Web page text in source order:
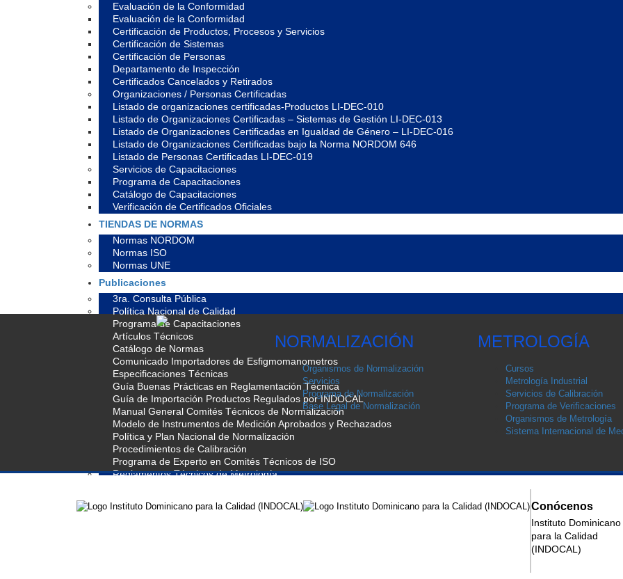
Evaluación de la Conformidad
Evaluación de la Conformidad
Certificación de Productos, Procesos y Servicios
Certificación de Sistemas
Certificación de Personas
Departamento de Inspección
Certificados Cancelados y Retirados
Organizaciones / Personas Certificadas
Listado de organizaciones certificadas-Productos LI-DEC-010
Listado de Organizaciones Certificadas – Sistemas de Gestión LI-DEC-013
Listado de Organizaciones Certificadas en Igualdad de Género – LI-DEC-016
Listado de Organizaciones Certificadas bajo la Norma NORDOM 646
Listado de Personas Certificadas LI-DEC-019
Servicios de Capacitaciones
Programa de Capacitaciones
Catálogo de Capacitaciones
Verificación de Certificados Oficiales
TIENDAS DE NORMAS
Normas NORDOM
Normas ISO
Normas UNE
Publicaciones
3ra. Consulta Pública
Política Nacional de Calidad
Programa de Capacitaciones
Artículos Técnicos
Catálogo de Normas
Comunicado Importadores de Esfigmomanometros
Especificaciones Técnicas
Guía Buenas Prácticas en Reglamentación Técnica
Guía de Importación Productos Regulados por INDOCAL
Manual General Comités Técnicos de Normalización
Modelo de Instrumentos de Medición Aprobados y Rechazados
Política y Plan Nacional de Normalización
Procedimientos de Calibración
Programa de Experto en Comités Técnicos de ISO
Reglamentos Técnicos de Metrología
NORMALIZACIÓN
Organismos de Normalización
Servicios
Programa de Normalización
Base Legal de Normalización
METROLOGÍA
Cursos
Metrología Industrial
Servicios de Calibración
Programa de Verificaciones
Organismos de Metrología
Sistema Internacional de
Conócenos
Instituto Dominicano
para la Calidad
(INDOCAL)